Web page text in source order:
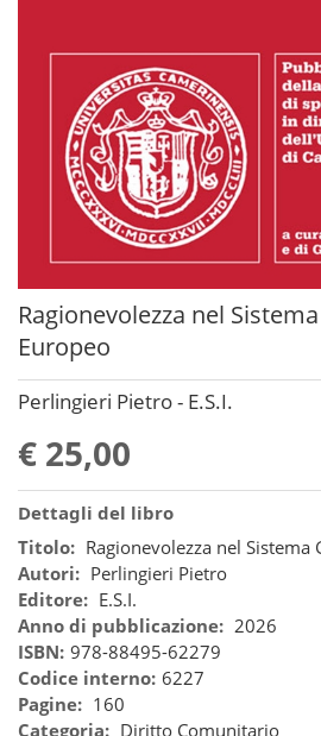
Ragionevolezza nel
Europeo
Perlingieri Pietro - E.S.I.
€ 25,00
Dettagli del libro
Titolo: Ragionevolezza nel
Autori: Perlingieri Pietro
Editore: E.S.I.
Anno di pubblicazione: 2026
ISBN: 978-88495-62279
Codice interno: 6227
Pagine: 160
Categoria: Diritto Comunitario